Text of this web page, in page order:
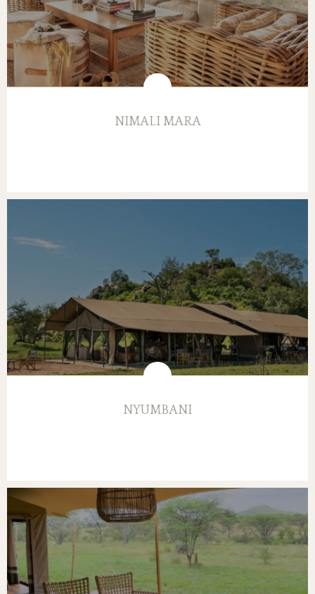
NIMALI MARA
NYUMBANI